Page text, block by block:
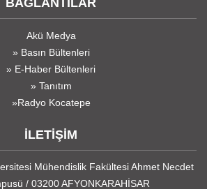
BAĞLANTILAR
Akü Medya
» Basın Bültenleri
» E-Haber Bültenleri
» Tanıtım
»Radyo Kocatepe
İLETİŞİM
Mühendislik Fakültesi Ahmet Necdet
/ 03200 AFYONKARAHİSAR